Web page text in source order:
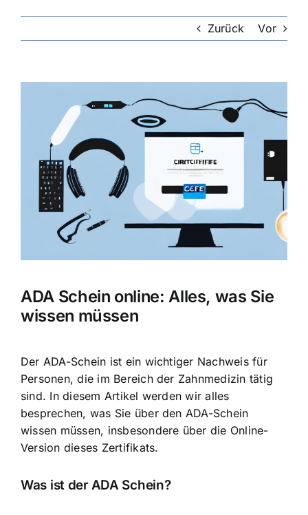
Zurück Vor
grösseres
ADA Schein online: Alles, was Sie
wissen müssen
Der ADA-Schein ist ein wichtiger Nachweis für
Personen, die im Bereich der Zahnmedizin tätig
sind. In diesem Artikel werden wir alles
besprechen, was Sie über den ADA-Schein
wissen müssen, insbesondere über die Online-
Version dieses Zertifikats.
Was ist der ADA Schein?